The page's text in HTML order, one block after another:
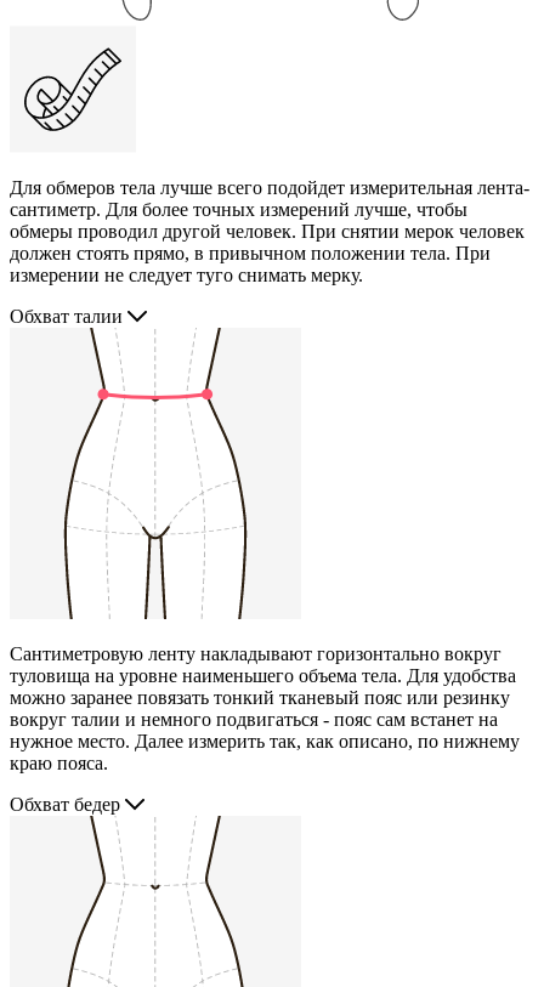
Для обмеров тела лучше всего подойдет измерительная лента-
сантиметр. Для более точных измерений лучше, чтобы
обмеры проводил другой человек. При снятии мерок человек
должен стоять прямо, в привычном положении тела. При
измерении не следует туго снимать мерку.
Обхват талии
Сантиметровую ленту накладывают горизонтально вокруг
туловища на уровне наименьшего объема тела. Для удобства
можно заранее повязать тонкий тканевый пояс или резинку
вокруг талии и немного подвигаться - пояс сам встанет на
нужное место. Далее измерить так, как описано, по нижнему
краю пояса.
Обхват бедер